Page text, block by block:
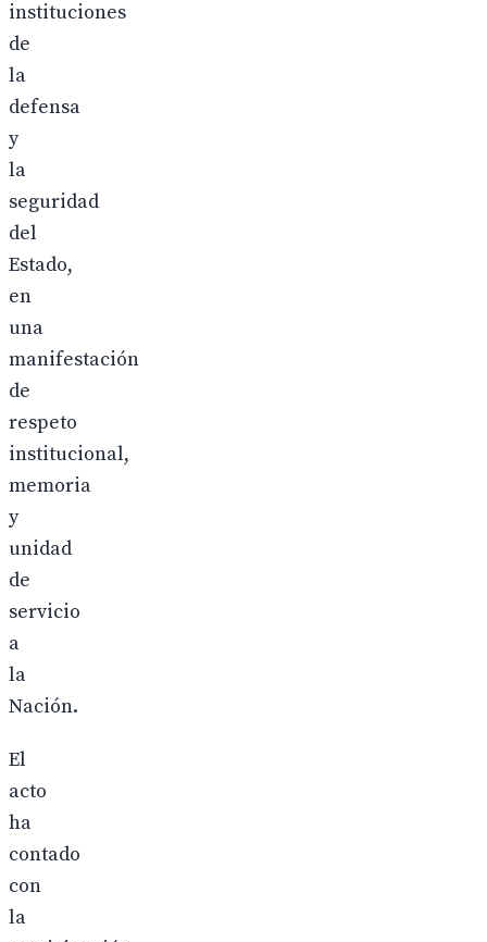
instituciones
de
la
defensa
y
la
seguridad
del
Estado,
en
una
manifestación
de
respeto
institucional,
memoria
y
unidad
de
servicio
a
la
Nación.
El
acto
ha
contado
con
la